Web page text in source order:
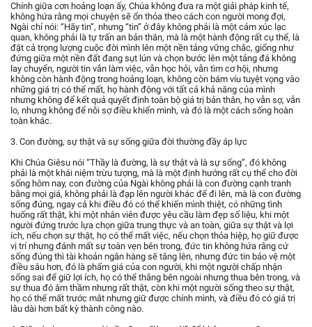
Chính giữa cơn hoảng loạn ấy, Chúa không đưa ra một giải pháp kinh tế,
không hứa rằng mọi chuyện sẽ ổn thỏa theo cách con người mong đợi,
Ngài chỉ nói: “Hãy tin”, nhưng “tin” ở đây không phải là một cảm xúc lạc
quan, không phải là tự trấn an bản thân, mà là một hành động rất cụ thể, là
đặt cả trọng lượng cuộc đời mình lên một nền tảng vững chắc, giống như
đứng giữa một nền đất đang sụt lún và chọn bước lên một tảng đá không
lay chuyển, người tin vẫn làm việc, vẫn học hỏi, vẫn tìm cơ hội, nhưng
không còn hành động trong hoảng loạn, không còn bám víu tuyệt vọng vào
những giá trị có thể mất, họ hành động với tất cả khả năng của mình
nhưng không để kết quả quyết định toàn bộ giá trị bản thân, họ vẫn sợ, vẫn
lo, nhưng không để nỗi sợ điều khiển mình, và đó là một cách sống hoàn
toàn khác.
3. Con đường, sự thật và sự sống giữa đời thường đầy áp lực
Khi Chúa Giêsu nói “Thầy là đường, là sự thật và là sự sống”, đó không
phải là một khái niệm trừu tượng, mà là một định hướng rất cụ thể cho đời
sống hôm nay, con đường của Ngài không phải là con đường cạnh tranh
bằng mọi giá, không phải là đạp lên người khác để đi lên, mà là con đường
sống đúng, ngay cả khi điều đó có thể khiến mình thiệt, có những tình
huống rất thật, khi một nhân viên được yêu cầu làm đẹp số liệu, khi một
người đứng trước lựa chọn giữa trung thực và an toàn, giữa sự thật và lợi
ích, nếu chọn sự thật, họ có thể mất việc, nếu chọn thỏa hiệp, họ giữ được
vị trí nhưng đánh mất sự toàn vẹn bên trong, đức tin không hứa rằng cứ
sống đúng thì tài khoản ngân hàng sẽ tăng lên, nhưng đức tin bảo vệ một
điều sâu hơn, đó là phẩm giá của con người, khi một người chấp nhận
sống sai để giữ lợi ích, họ có thể thắng bên ngoài nhưng thua bên trong, và
sự thua đó âm thầm nhưng rất thật, còn khi một người sống theo sự thật,
họ có thể mất trước mắt nhưng giữ được chính mình, và điều đó có giá trị
lâu dài hơn bất kỳ thành công nào.